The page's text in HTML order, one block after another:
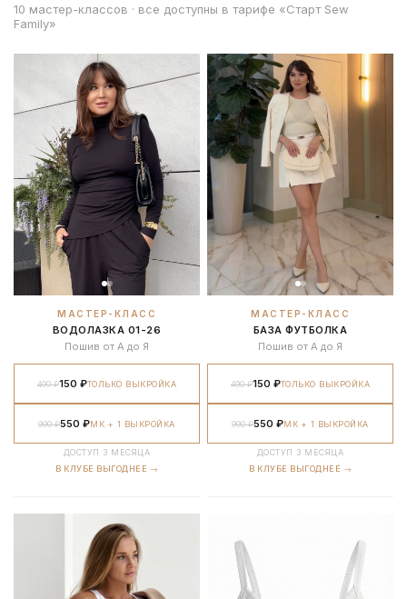
10 мастер-классов · все доступны в тарифе «Старт Sew
Family»
МАСТЕР-КЛАСС
ВОДОЛАЗКА 01-26
Пошив от А до Я
490 ₽150 ₽ТОЛЬКО ВЫКРОЙКА
990 ₽550 ₽МК + 1 ВЫКРОЙКА
ДОСТУП 3 МЕСЯЦА
В КЛУБЕ ВЫГОДНЕЕ →
МАСТЕР-КЛАСС
БАЗА ФУТБОЛКА
Пошив от А до Я
490 ₽150 ₽ТОЛЬКО ВЫКРОЙКА
990 ₽550 ₽МК + 1 ВЫКРОЙКА
ДОСТУП 3 МЕСЯЦА
В КЛУБЕ ВЫГОДНЕЕ →